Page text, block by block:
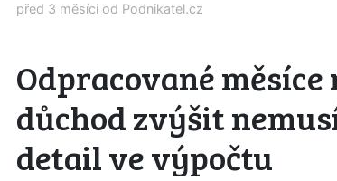
před 3 měsíci od Podnikatel.cz
Odpracované
důchod zvýšit
detail ve výpočtu